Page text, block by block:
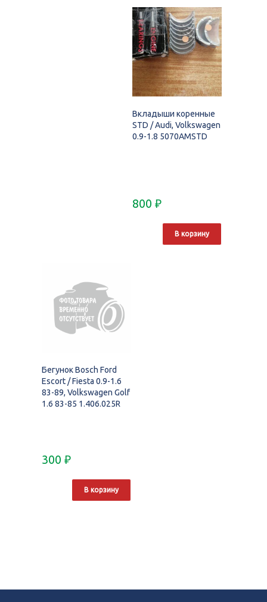
Вкладыши коренные
STD / Audi, Volkswagen
0.9-1.8 5070AMSTD
800 ₽
В корзину
Бегунок Bosch Ford
Escort / Fiesta 0.9-1.6
83-89, Volkswagen Golf
1.6 83-85 1.406.025R
300 ₽
В корзину